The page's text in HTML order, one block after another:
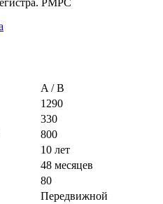
A / B
1290
330
800
10 лет
48 месяцев
80
Передвижной